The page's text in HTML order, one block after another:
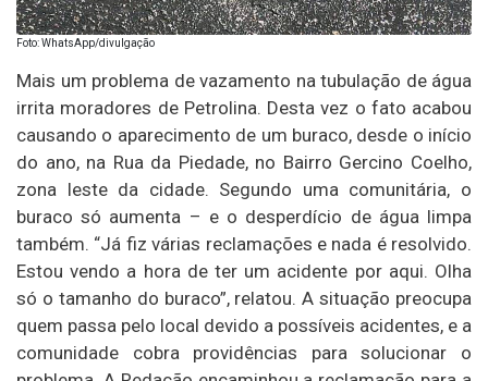
Foto: WhatsApp/divulgação
Mais um problema de vazamento na tubulação de água
irrita moradores de Petrolina. Desta vez o fato acabou
causando o aparecimento de um buraco, desde o início
do ano, na Rua da Piedade, no Bairro Gercino Coelho,
zona leste da cidade. Segundo uma comunitária, o
buraco só aumenta – e o desperdício de água limpa
também. “Já fiz várias reclamações e nada é resolvido.
Estou vendo a hora de ter um acidente por aqui. Olha
só o tamanho do buraco”, relatou. A situação preocupa
quem passa pelo local devido a possíveis acidentes, e a
comunidade cobra providências para solucionar o